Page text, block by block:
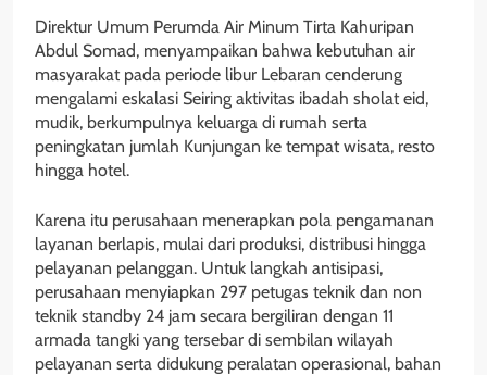
Direktur Umum Perumda Air Minum Tirta Kahuripan
Abdul Somad, menyampaikan bahwa kebutuhan air
masyarakat pada periode libur Lebaran cenderung
mengalami eskalasi Seiring aktivitas ibadah sholat eid,
mudik, berkumpulnya keluarga di rumah serta
peningkatan jumlah Kunjungan ke tempat wisata, resto
hingga hotel.
Karena itu perusahaan menerapkan pola pengamanan
layanan berlapis, mulai dari produksi, distribusi hingga
pelayanan pelanggan. Untuk langkah antisipasi,
perusahaan menyiapkan 297 petugas teknik dan non
teknik standby 24 jam secara bergiliran dengan 11
armada tangki yang tersebar di sembilan wilayah
pelayanan serta didukung peralatan operasional, bahan